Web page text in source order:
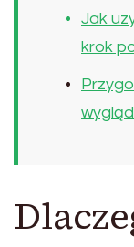
Jak
krok